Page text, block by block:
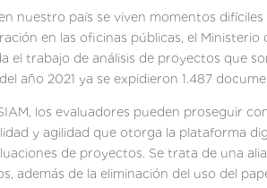
nuestro país se viven momentos
en las oficinas públicas, el
el trabajo de análisis de proyectos que
año 2021 ya se expidieron 1.487
los evaluadores pueden proseguir
y agilidad que otorga la plataforma
de proyectos. Se trata de una
además de la eliminación del uso del